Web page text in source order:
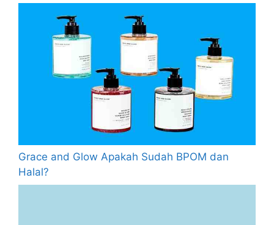
Grace and Glow Apakah Sudah BPOM dan
Halal?